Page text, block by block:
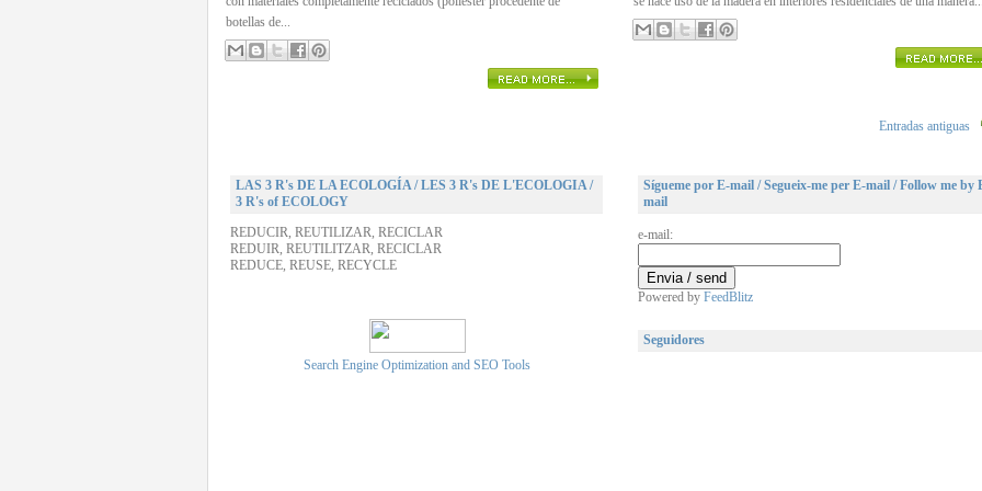
botellas de...
Entradas antiguas
LAS 3 R's DE LA ECOLOGÍA / LES 3 R's DE L'ECOLOGIA /
3 R's of ECOLOGY
REDUCIR, REUTILIZAR, RECICLAR
REDUIR, REUTILITZAR, RECICLAR
REDUCE, REUSE, RECYCLE
Sígueme por E-mail / Segueix-me per E-mail / Follow me by
mail
e-mail:
Powered by FeedBlitz
Search Engine Optimization and SEO Tools
Seguidores